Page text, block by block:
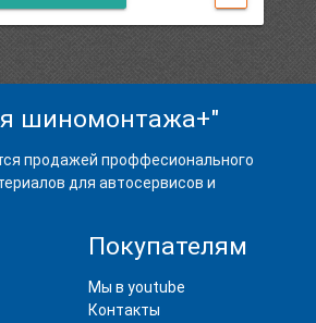
шиномонтажа+"
продажей проффесионального
для автосервисов и
Покупателям
Мы в youtube
Контакты